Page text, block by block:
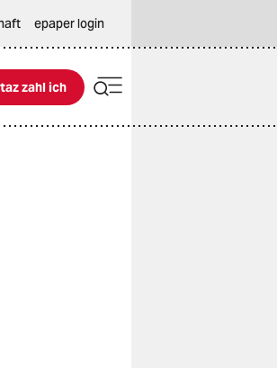
epaper login
ich
taz zahl ich